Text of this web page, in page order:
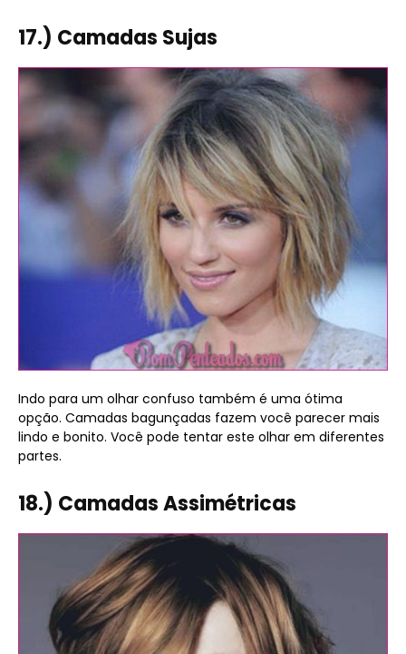
17.) Camadas Sujas
Indo para um olhar confuso também é uma ótima
opção. Camadas bagunçadas fazem você parecer mais
lindo e bonito. Você pode tentar este olhar em diferentes
partes.
18.) Camadas Assimétricas